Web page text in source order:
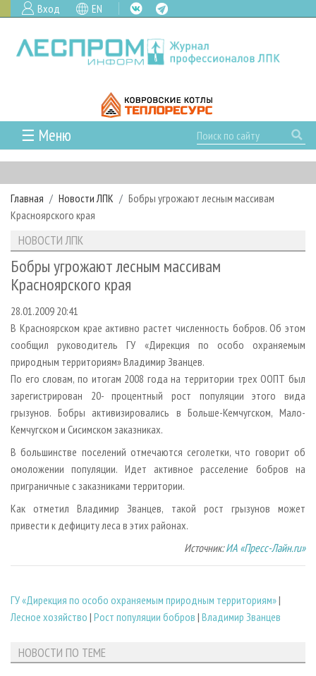
Вход EN
☰ Меню
ГЛАВНАЯ
РУБРИКИ И ТЕМЫ
РУБРИКИ ЖУРНАЛА
ЛЕСОЗАГОТОВКА
ЛЕСОПИЛЕНИЕ
СУШКА ДРЕВЕСИНЫ
ПРОИЗВОДСТВО ДРЕВЕСНЫХ ПЛИТ
ДЕРЕВЯННОЕ ДОМОСТРОЕНИЕ
ПРОИЗВОДСТВО МЕБЕЛИ
БИОЭНЕРГЕТИКА
ИНСТРУМЕНТ И МАТЕРИАЛЫ
НОВОСТИ
НОВОСТИ ЛПК
НОВОСТИ ЖУРНАЛА
ПРОЕКТЫ ЛПИ
АНАЛИТИКА
ПРЕДПРИЯТИЯ ЛПК
ПЕРСОНЫ
МОБИЛЬНЫЕ ВЫСТАВКИ
ОФИЦИАЛЬНЫЕ ДЕЛЕГАЦИИ
ПРИОРИТЕТНЫЕ ИНВЕСТПРОЕКТЫ
RUSSIAN FORESTRY REVIEW
БИБЛИОТЕКА СПЕЦИАЛИСТА
АРХИВ
АРХИВ ЖУРНАЛОВ
О ЖУРНАЛЕ
ПОДПИСКА
КОНТАКТЫ
РЕКЛАМОДАТЕЛЯМ
РЕКЛАМА
РЕКЛАМА НА САЙТЕ
Главная Новости ЛПК
Бобры угрожают лесным массивам
Красноярского края
НОВОСТИ ЛПК
Бобры угрожают лесным массивам
Красноярского края
28.01.2009 20:41
В Красноярском крае активно растет численность бобров. Об этом
сообщил руководитель ГУ «Дирекция по особо охраняемым
природным территориям» Владимир Званцев.
По его словам, по итогам 2008 года на территории трех ООПТ был
зарегистрирован 20- процентный рост популяции этого вида
грызунов. Бобры активизировались в Больше-Кемчугском, Мало-
Кемчугском и Сисимском заказниках.
В большинстве поселений отмечаются сеголетки, что говорит об
омоложении популяции. Идет активное расселение бобров на
приграничные с заказниками территории.
Как отметил Владимир Званцев, такой рост грызунов может
привести к дефициту леса в этих районах.
Источник:ИА «Пресс-Лайн.ru»
ГУ «Дирекция по особо охраняемым природным территориям»|
Лесное хозяйство | Рост популяции бобров | Владимир Званцев
НОВОСТИ ПО ТЕМЕ